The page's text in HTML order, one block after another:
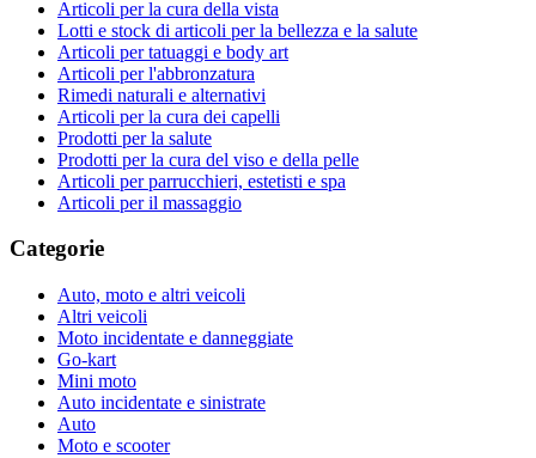
Articoli per la cura della vista
Lotti e stock di articoli per la bellezza e la salute
Articoli per tatuaggi e body art
Articoli per l'abbronzatura
Rimedi naturali e alternativi
Articoli per la cura dei capelli
Prodotti per la salute
Prodotti per la cura del viso e della pelle
Articoli per parrucchieri, estetisti e spa
Articoli per il massaggio
Categorie
Auto, moto e altri veicoli
Altri veicoli
Moto incidentate e danneggiate
Go-kart
Mini moto
Auto incidentate e sinistrate
Auto
Moto e scooter